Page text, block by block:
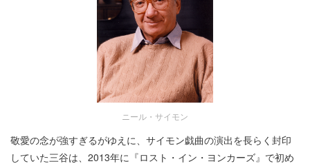
ニール・サイモン
敬愛の念が強すぎるがゆえに、サイモン戯曲の演出を長らく封印
していた三谷は、2013年に『ロスト・イン・ヨンカーズ』で初め